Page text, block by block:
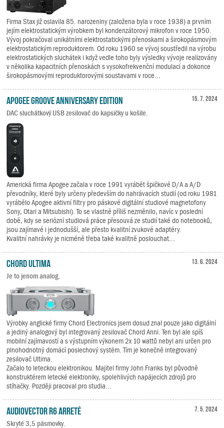
Firma Stax již oslavila 85. narozeniny (založena byla v roce 1938) a prvním
jejím elektrostatickým výrobkem byl kondenzátorový mikrofon v roce 1950.
Vývoj pokračoval unikátními elektrostatickými přenoskami a širokopásmovým
elektrostatickým reproduktorem. Od roku 1960 se vývoj soustředil na výrobu
elektrostatických sluchátek i když vedle toho byly výsledky vývoje realizovány
v několika kapacitních přenoskách s vysokofrekvenční modulací a dokonce
širokopásmovými reproduktorovými soustavami v roce...
15. 7. 2024
Apogee Groove Anniversary Edition
DAC sluchátkový USB zesilovač do kapsičky u košile.
Americká firma Apogee začala v roce 1991 vyrábět špičkové D/A a A/D
převodníky, které byly určeny především do nahrávacích studií (od roku 1981
vyrábělo Apogee aktivní filtry pro páskové digitální studiové magnetofony
Sony, Otari a Mitsubishi). To se vlastně příliš nezměnilo, navíc v poslední
době, kdy se seriózní studiová práce přesouvá ze studií také do notebooků,
jsou zajímavé i jednodušší, ale přesto kvalitní zvukové adaptéry.
Kvalitní nahrávky je nicméně třeba také kvalitně poslouchat...
13. 6. 2024
Chord Ultima
Je to jenom analog.
Výrobky anglické firmy Chord Electronics jsem dosud znal pouze jako digitální
a jediný analogový byl integrovaný zesilovač Chord Anni. Ten byl ale spíš
mobilní zajímavostí a s výstupním výkonem 2x 10 wattů nebyl ani určen pro
plnohodnotný domácí poslechový systém. Tím je konečně integrovaný
zesilovač Ultima.
Začalo to leteckou elektronikou. Majitel firmy John Franks byl původně
konstruktérem letecké elektroniky, spolehlivých napájecích zdrojů pro
stíhačky. Později pracoval pro studia...
7. 5. 2024
Audiovector R6 Arreté
Skryté 3,5 pásmovky.